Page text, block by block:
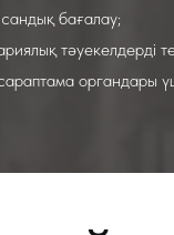
бағалау;
тәуекелдерді
органдары